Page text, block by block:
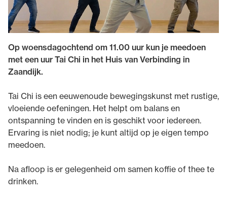
Op woensdagochtend om 11.00 uur kun je meedoen
met een uur Tai Chi in het Huis van Verbinding in
Zaandijk.
Tai Chi is een eeuwenoude bewegingskunst met rustige,
vloeiende oefeningen. Het helpt om balans en
ontspanning te vinden en is geschikt voor iedereen.
Ervaring is niet nodig; je kunt altijd op je eigen tempo
meedoen.
Na afloop is er gelegenheid om samen koffie of thee te
drinken.